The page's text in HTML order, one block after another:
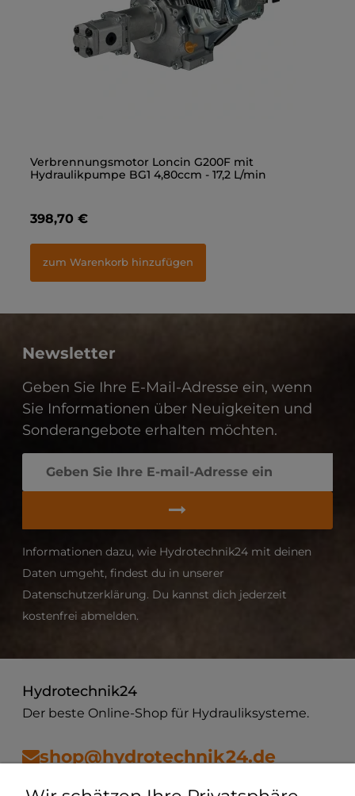
Verbrennungsmotor Loncin G200F mit
Hydraulikpumpe BG1 4,80ccm - 17,2 L/min
398,70 €
zum Warenkorb hinzufügen
Gerade Einschraubverschraubung 3/8" - M18x1,5
1,40 €
zum Warenkorb hinzufügen
Newsletter
Geben Sie Ihre E-Mail-Adresse ein, wenn
Sie Informationen über Neuigkeiten und
Sonderangebote erhalten möchten.
Informationen dazu, wie Hydrotechnik24 mit deinen
Daten umgeht, findest du in unserer
Datenschutzerklärung. Du kannst dich jederzeit
kostenfrei abmelden.
Hydrotechnik24
Der beste Online-Shop für Hydrauliksysteme.
shop@hydrotechnik24.de